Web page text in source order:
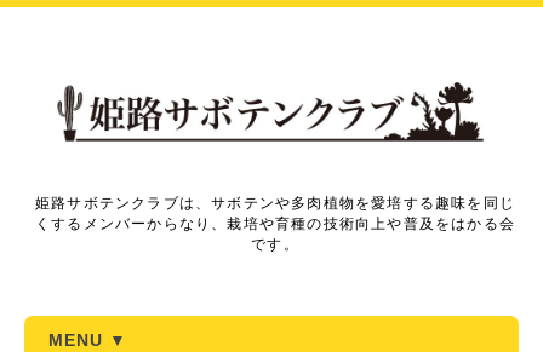
姫路サボテンクラブは、サボテンや多肉植物を愛培する趣味を同じ
くするメンバーからなり、栽培や育種の技術向上や普及をはかる会
です。
MENU ▼